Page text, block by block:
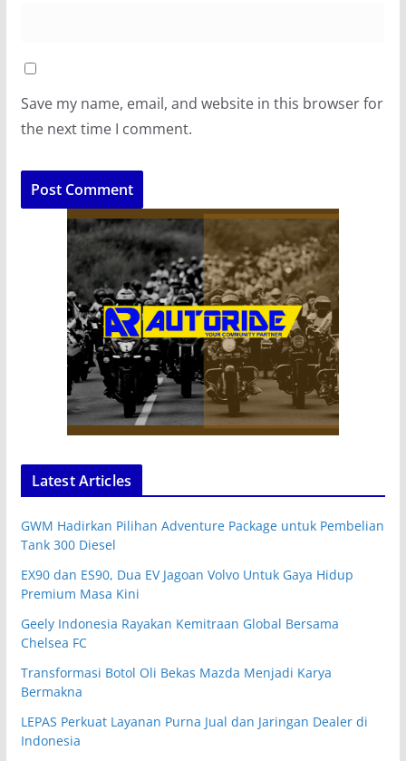
Save my name, email, and website in this browser for
the next time I comment.
Latest Articles
GWM Hadirkan Pilihan Adventure Package untuk Pembelian
Tank 300 Diesel
EX90 dan ES90, Dua EV Jagoan Volvo Untuk Gaya Hidup
Premium Masa Kini
Geely Indonesia Rayakan Kemitraan Global Bersama
Chelsea FC
Transformasi Botol Oli Bekas Mazda Menjadi Karya
Bermakna
LEPAS Perkuat Layanan Purna Jual dan Jaringan Dealer di
Indonesia